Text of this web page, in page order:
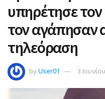
υπηρέτησε
τον αγάπησαν
τηλεόραση
byUser01 3